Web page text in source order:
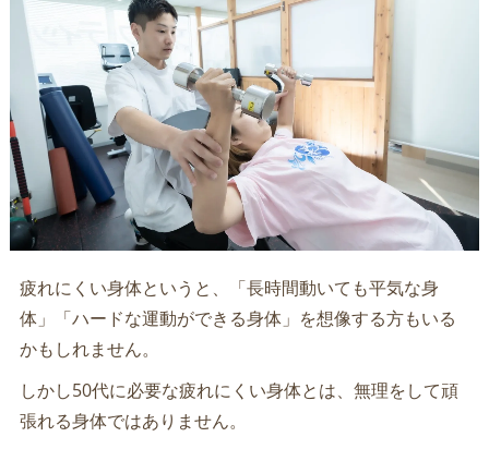
疲れにくい身体というと、「長時間動いても平気な身
体」「ハードな運動ができる身体」を想像する方もいる
かもしれません。
しかし50代に必要な疲れにくい身体とは、無理をして頑
張れる身体ではありません。